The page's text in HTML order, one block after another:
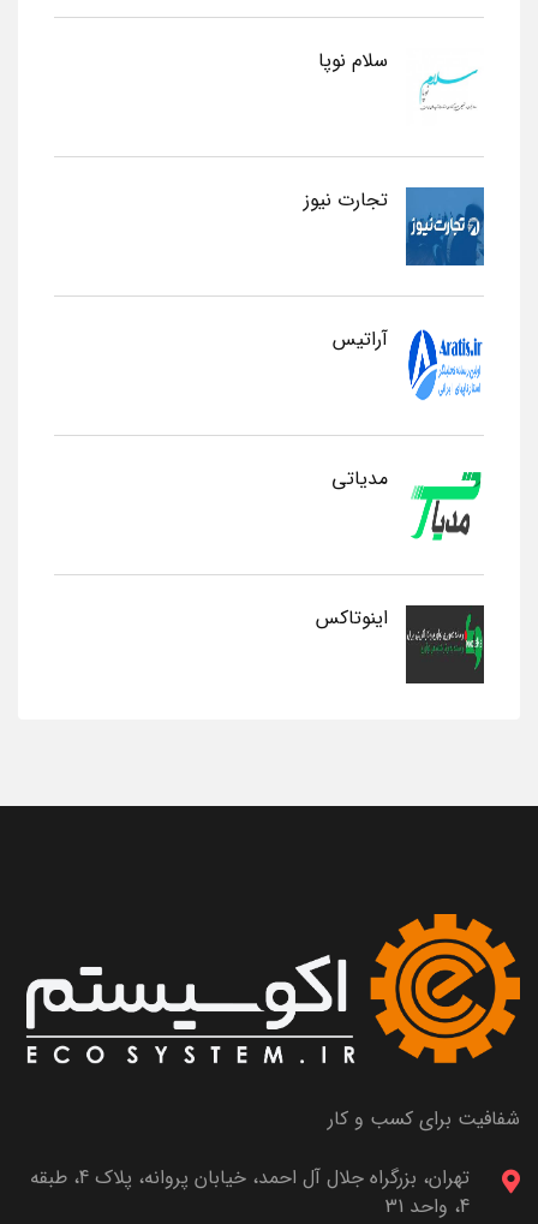
سلام نوپا
تجارت نیوز
آراتیس
مدیاتی
اینوتاکس
شفافیت برای کسب و کار
تهران، بزرگراه جلال آل احمد، خیابان پروانه، پلاک 4، طبقه
4، واحد 31